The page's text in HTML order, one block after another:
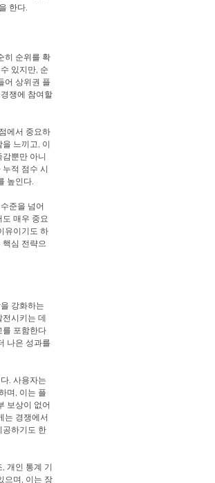
한다.
히 순위를 확
있지만, 순
어 상위권 플
쟁에 참여할
에서 중요하
느끼고, 이
뿐만 아니
적 점수 시
높인다.
준을 넘어
매우 중요
유이기도 하
심 전략으
강화하는
시키는 데
를 포함한다
나은 성과를
. 사용자는
며, 이는 플
보상이 없어
는 경쟁에서
공하기도 한
개인 통계 기
으며, 이는 장